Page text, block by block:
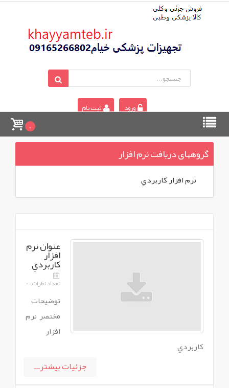
ورود ثبت نام
0
گروههای دريافت نرم افزار
نرم افزار کاربردي
عنوان نرم
افزار
کاربردي
تعداد نظرات : 0
توضيحات
مختصر نرم
افزار
کاربردي
جزئیات بیشتر...